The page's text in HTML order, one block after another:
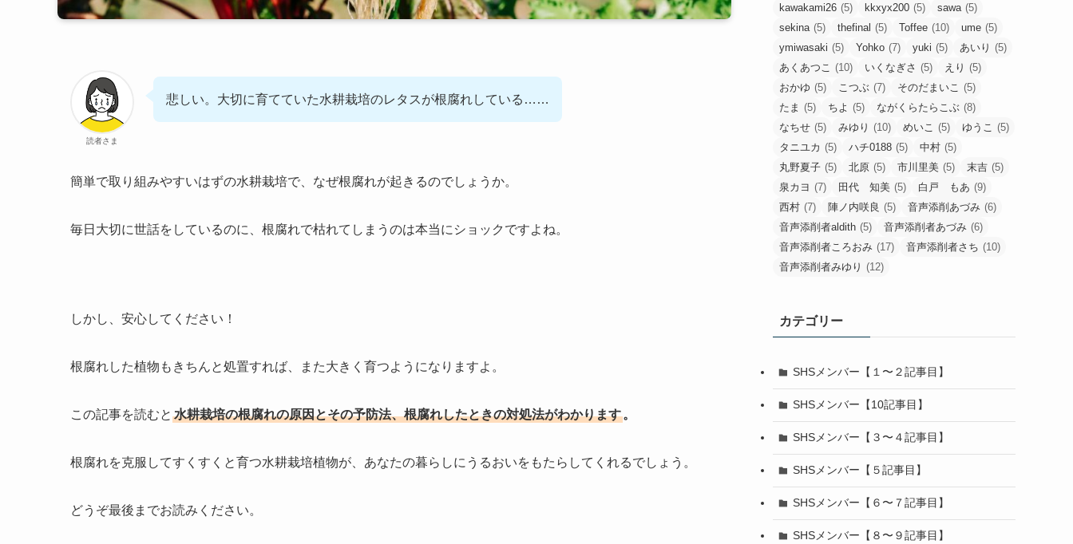
読者さま
悲しい。大切に育てていた水耕栽培のレタスが根腐れしている……
簡単で取り組みやすいはずの水耕栽培で、なぜ根腐れが起きるのでしょうか。
毎日大切に世話をしているのに、根腐れで枯れてしまうのは本当にショックですよね。
しかし、安心してください！
根腐れした植物もきちんと処置すれば、また大きく育つようになりますよ。
この記事を読むと 水耕栽培の根腐れの原因とその予防法、根腐れしたときの対処法がわかります。
根腐れを克服してすくすくと育つ水耕栽培植物が、あなたの暮らしにうるおいをもたらしてくれるでしょう。
どうぞ最後までお読みください。
kawakami26 (5) kkxyx200 (5) sawa (5)
sekina (5) thefinal (5) Toffee (10) ume (5)
ymiwasaki (5) Yohko (7) yuki (5) あいり (5)
あくあつこ (10) いくなぎさ (5) えり (5)
おかゆ (5) こつぶ (7) そのだまいこ (5)
たま (5) ちよ (5) ながくらたらこぶ (8)
なちせ (5) みゆり (10) めいこ (5) ゆうこ (5)
タニユカ (5) ハチ0188 (5) 中村 (5)
丸野夏子 (5) 北原 (5) 市川里美 (5) 末吉 (5)
泉カヨ (7) 田代 知美 (5) 白戸 もあ (9)
西村 (7) 陣ノ内咲良 (5) 音声添削あづみ (6)
音声添削者aldith (5) 音声添削者あづみ (6)
音声添削者ころおみ (17) 音声添削者さち (10)
音声添削者みゆり (12)
カテゴリー
SHSメンバー【１〜２記事目】
SHSメンバー【10記事目】
SHSメンバー【３〜４記事目】
SHSメンバー【５記事目】
SHSメンバー【６〜７記事目】
SHSメンバー【８〜９記事目】